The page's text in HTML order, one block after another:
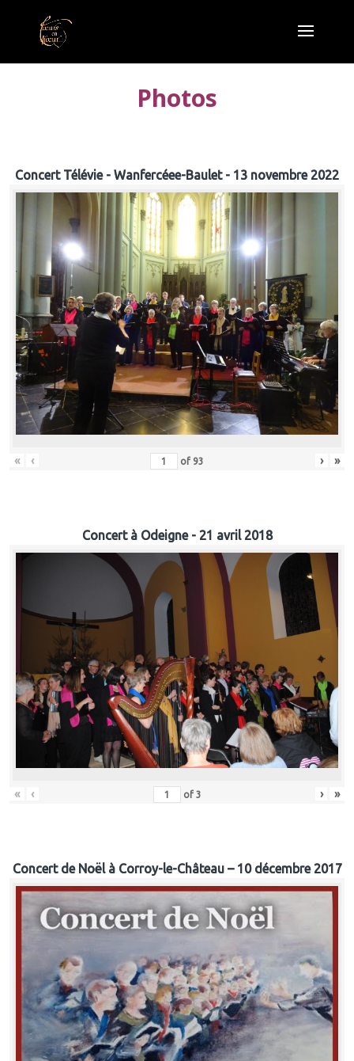
Photos
Concert Télévie - Wanfercéee-Baulet - 13 novembre 2022
« ‹ of 93 › »
Concert à Odeigne - 21 avril 2018
« ‹ of 3 › »
Concert de Noël à Corroy-le-Château – 10 décembre 2017